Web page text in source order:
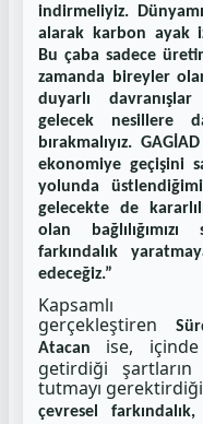
indirmeliyiz.
alarak karbon ayak
Bu çaba sadece
zamanda bireyler
duyarlı
gelecek nesillere
bırakmalıyız.
ekonomiye geçişini
yolunda
gelecekte de
olan
farkındalık
edeceğiz.”
gerçekleştiren
Atacan ise,
getirdiği
tutmayı
çevresel